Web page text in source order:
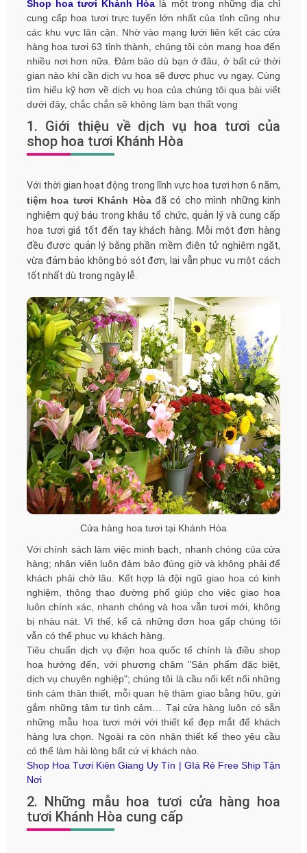
Shop hoa tươi Khánh Hòa là một trong những địa chỉ
cung cấp hoa tươi trực tuyến lớn nhất của tỉnh cũng như
các khu vực lân cận. Nhờ vào mạng lưới liên kết các cửa
hàng hoa tươi 63 tỉnh thành, chúng tôi còn mang hoa đến
nhiều nơi hơn nữa. Đảm bảo dù bạn ở đâu, ở bất cứ thời
gian nào khi cần dịch vụ hoa sẽ được phục vụ ngay. Cùng
tìm hiểu kỹ hơn về dịch vụ hoa của chúng tôi qua bài viết
dưới đây, chắc chắn sẽ không làm bạn thất vọng
1. Giới thiệu về dịch vụ hoa tươi của
shop hoa tươi Khánh Hòa
Với thời gian hoạt động trong lĩnh vực hoa tươi hơn 6 năm,
tiệm hoa tươi Khánh Hòađã có cho mình những kinh
nghiệm quý báu trong khâu tổ chức, quản lý và cung cấp
hoa tươi giá tốt đến tay khách hàng. Mỗi một đơn hàng
đều được quản lý bằng phần mềm điện tử nghiêm ngặt,
vừa đảm bảo không bỏ sót đơn, lại vẫn phục vụ một cách
tốt nhất dù trong ngày lễ.
Cửa hàng hoa tươi tại Khánh Hòa
Với chính sách làm việc minh bạch, nhanh chóng của cửa
hàng; nhân viên luôn đảm bảo đúng giờ và không phải để
khách phải chờ lâu. Kết hợp là đội ngũ giao hoa có kinh
nghiệm, thông thạo đường phố giúp cho việc giao hoa
luôn chính xác, nhanh chóng và hoa vẫn tươi mới, không
bị nhàu nát. Vì thế, kể cả những đơn hoa gấp chúng tôi
vẫn có thể phục vụ khách hàng.
Tiêu chuẩn dịch vụ điện hoa quốc tế chính là điều shop
hoa hướng đến, với phương châm "Sản phẩm đặc biệt,
dịch vụ chuyên nghiệp"; chúng tôi là cầu nối kết nối những
tình cảm thân thiết, mỗi quan hệ thâm giao bằng hữu, gửi
gắm những tâm tư tình cảm… Tại cửa hàng luôn có sẵn
những mẫu hoa tươi mới với thiết kế đẹp mắt để khách
hàng lựa chọn. Ngoài ra còn nhận thiết kế theo yêu cầu
có thể làm hài lòng bất cứ vị khách nào.
Shop Hoa Tươi Kiên Giang Uy Tín | GIá Rẻ Free Ship Tận
Nơi
2. Những mẫu hoa tươi cửa hàng hoa
tươi Khánh Hòa cung cấp